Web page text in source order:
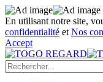
En utilisant notre site,
confidentialité et Nos
Accept